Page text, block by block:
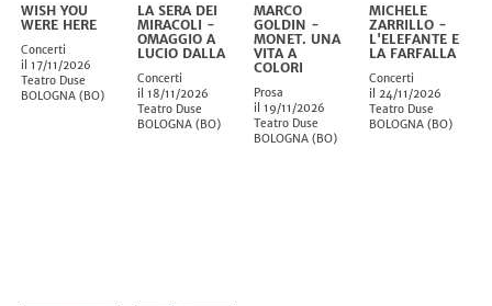
WISH YOU
WERE HERE
Concerti
il 17/11/2026
Teatro Duse
BOLOGNA (BO)
LA SERA DEI
MIRACOLI -
OMAGGIO A
LUCIO DALLA
Concerti
il 18/11/2026
Teatro Duse
BOLOGNA(BO)
MARCO
GOLDIN -
MONET. UNA
VITA A
COLORI
Prosa
il 19/11/2026
Teatro Duse
BOLOGNA(BO)
MICHELE
ZARRILLO -
L'ELEFANTE E
LA FARFALLA
Concerti
il 24/11/2026
Teatro Duse
BOLOGNA (BO)